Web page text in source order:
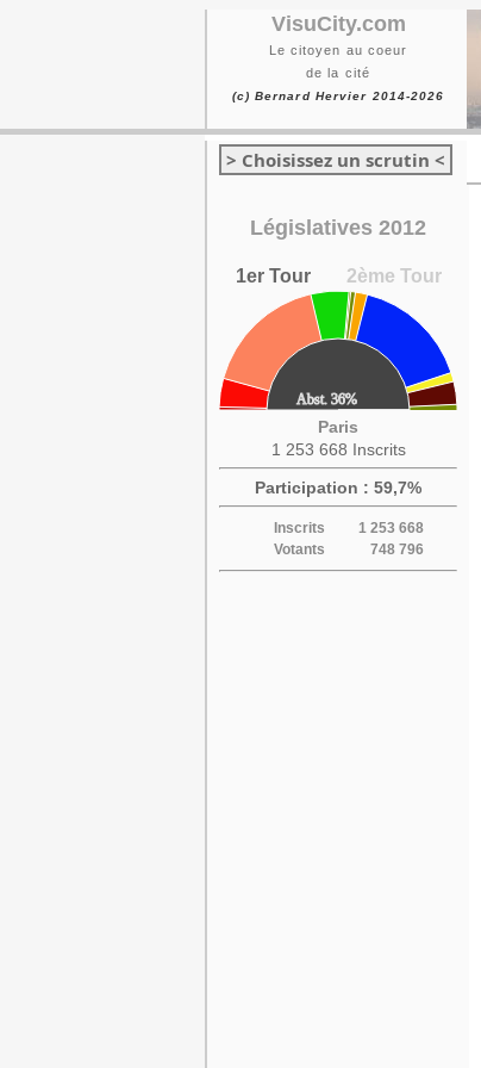
VisuCity.com
Le citoyen au coeur
de la cité
(c) Bernard Hervier 2014-2026
> Choisissez un scrutin <
Législatives 2012
1er Tour 2ème Tour
Paris
1 253 668 Inscrits
Participation : 59,7%
Inscrits
1 253 668
Votants
748 796